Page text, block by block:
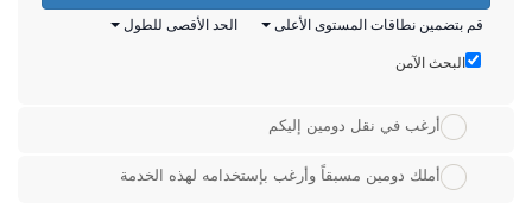
قم بتضمين نطاقات المستوى الأعلى الحد الأقصى للطول
البحث الآمن
أرغب في نقل دومين إليكم
أملك دومين مسبقاً وأرغب بإستخدامه لهذه الخدمة